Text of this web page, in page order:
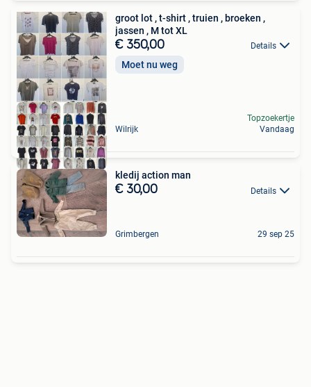
groot lot , t-shirt , truien , broeken ,
jassen , M tot XL
€ 350,00 Details
Moet nu weg
Wilrijk
Topzoekertje
Vandaag
kledij action man
€ 30,00 Details
Grimbergen 29 sep 25